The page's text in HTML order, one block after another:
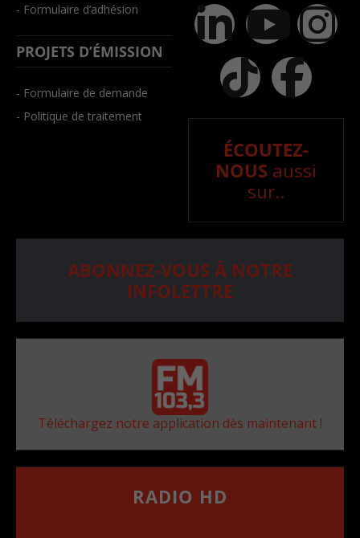
- Formulaire d’adhésion
PROJETS D’ÉMISSION
- Formulaire de demande
- Politique de traitement
ÉCOUTEZ-
NOUS aussi
sur..
ABONNEZ-VOUS À NOTRE
INFOLETTRE
Téléchargez notre application dès maintenant !
RADIO HD